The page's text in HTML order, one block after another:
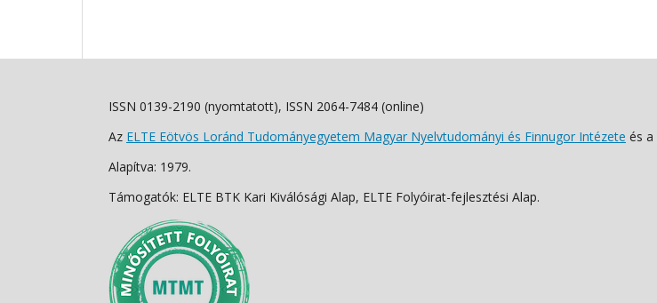
ISSN 0139-2190 (nyomtatott), ISSN 2064-7484 (online)
Az ELTE Eötvös Loránd Tudományegyetem Magyar Nyelvtudományi és Finnugor Intézete és a
Alapítva: 1979.
Támogatók: ELTE BTK Kari Kiválósági Alap, ELTE Folyóirat-fejlesztési Alap.